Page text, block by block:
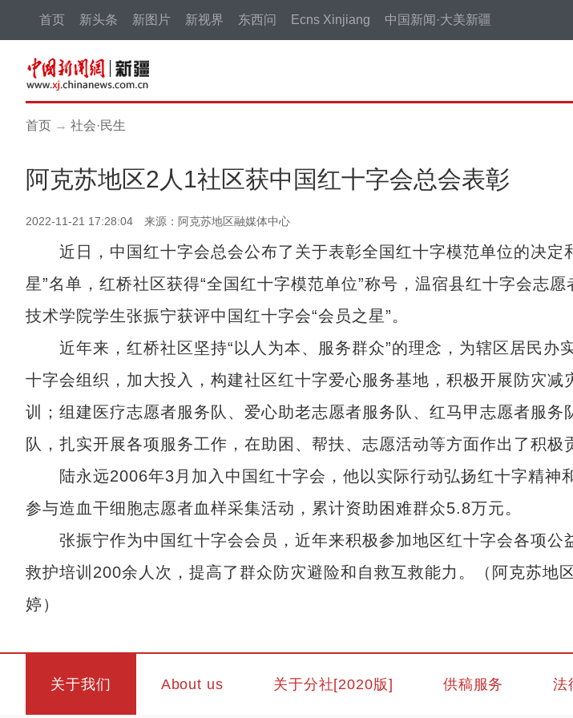
首页 新头条 新图片 新视界 东西问 Ecns Xinjiang 中国新闻·大美新疆
首页 → 社会·民生
阿克苏地区2人1社区获中国红十字会总会表彰
2022-11-21 17:28:04 来源：阿克苏地区融媒体中心
近日，中国红十字会总会公布了关于表彰全国红十字模范单位的决定
星”名单，红桥社区获得“全国红十字模范单位”称号，温宿县红十字会志
技术学院学生张振宁获评中国红十字会“会员之星”。
近年来，红桥社区坚持“以人为本、服务群众”的理念，为辖区居民办
十字会组织，加大投入，构建社区红十字爱心服务基地，积极开展防灾减
训；组建医疗志愿者服务队、爱心助老志愿者服务队、红马甲志愿者服务
队，扎实开展各项服务工作，在助困、帮扶、志愿活动等方面作出了积极
陆永远2006年3月加入中国红十字会，他以实际行动弘扬红十字精神
参与造血干细胞志愿者血样采集活动，累计资助困难群众5.8万元。
张振宁作为中国红十字会会员，近年来积极参加地区红十字会各项公
救护培训200余人次，提高了群众防灾避险和自救互救能力。（阿克苏地
婷）
关于我们 About us 关于分社[2020版] 供稿服务 法